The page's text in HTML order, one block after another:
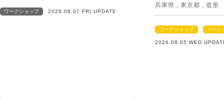
ワークショップ 2026.08.07 FRI UPDATE
兵庫県 , 東京都 , 造形
ワークショップ イベン
2026.08.05 WED